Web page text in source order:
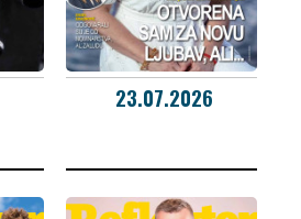
23.07.2026